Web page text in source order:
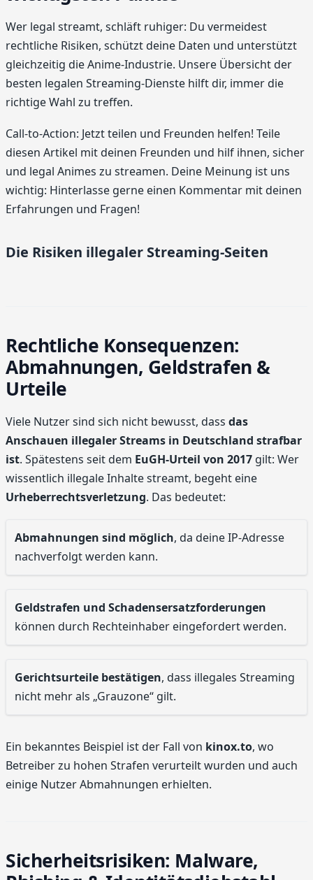
Wer legal streamt, schläft ruhiger: Du vermeidest
rechtliche Risiken, schützt deine Daten und unterstützt
gleichzeitig die Anime-Industrie. Unsere Übersicht der
besten legalen Streaming-Dienste hilft dir, immer die
richtige Wahl zu treffen.
Call-to-Action: Jetzt teilen und Freunden helfen! Teile
diesen Artikel mit deinen Freunden und hilf ihnen, sicher
und legal Animes zu streamen. Deine Meinung ist uns
wichtig: Hinterlasse gerne einen Kommentar mit deinen
Erfahrungen und Fragen!
Die Risiken illegaler Streaming-Seiten
Rechtliche Konsequenzen:
Abmahnungen, Geldstrafen &
Urteile
Viele Nutzer sind sich nicht bewusst, dass das
Anschauen illegaler Streams in Deutschland strafbar
ist. Spätestens seit dem EuGH-Urteil von 2017 gilt: Wer
wissentlich illegale Inhalte streamt, begeht eine
Urheberrechtsverletzung. Das bedeutet:
Abmahnungen sind möglich, da deine IP-Adresse
nachverfolgt werden kann.
Geldstrafen und Schadensersatzforderungen
können durch Rechteinhaber eingefordert werden.
Gerichtsurteile bestätigen, dass illegales Streaming
nicht mehr als „Grauzone“ gilt.
Ein bekanntes Beispiel ist der Fall von kinox.to, wo
Betreiber zu hohen Strafen verurteilt wurden und auch
einige Nutzer Abmahnungen erhielten.
Sicherheitsrisiken: Malware,